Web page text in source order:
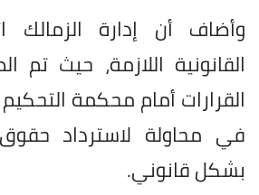
وأضاف أن إدارة الزمالك
القانونية اللازمة، حيث
القرارات أمام محكمة
في محاولة لاسترداد حقوق
بشكل قانوني.